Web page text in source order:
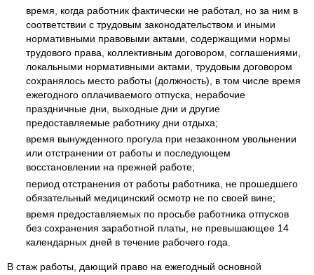
время, когда работник фактически не работал, но за ним в
соответствии с трудовым законодательством и иными
нормативными правовыми актами, содержащими нормы
трудового права, коллективным договором, соглашениями,
локальными нормативными актами, трудовым договором
сохранялось место работы (должность), в том числе время
ежегодного оплачиваемого отпуска, нерабочие
праздничные дни, выходные дни и другие
предоставляемые работнику дни отдыха;
время вынужденного прогула при незаконном увольнении
или отстранении от работы и последующем
восстановлении на прежней работе;
период отстранения от работы работника, не прошедшего
обязательный медицинский осмотр не по своей вине;
время предоставляемых по просьбе работника отпусков
без сохранения заработной платы, не превышающее 14
календарных дней в течение рабочего года.
В стаж работы, дающий право на ежегодный основной